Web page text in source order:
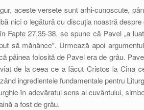
aceste versete sunt arhi-cunoscute,
nici o legătură cu discuţia noastră
Fapte 27,35-38, se spune că Pavel „a
să mănânce”. Urmează apoi
pâinea folosită de Pavel era de grâu.
de la ceea ce a făcut Cristos la Cina
ingredientele fundamentale pentru
în adevăratul sens al cuvântului,
a fost de grâu.